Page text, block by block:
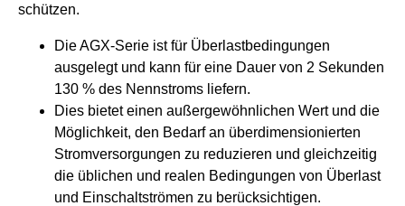
schützen.
Die AGX-Serie ist für Überlastbedingungen
ausgelegt und kann für eine Dauer von 2 Sekunden
130 % des Nennstroms liefern.
Dies bietet einen außergewöhnlichen Wert und die
Möglichkeit, den Bedarf an überdimensionierten
Stromversorgungen zu reduzieren und gleichzeitig
die üblichen und realen Bedingungen von Überlast
und Einschaltströmen zu berücksichtigen.